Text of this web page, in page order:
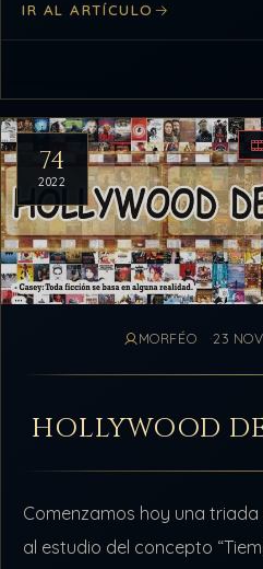
IR AL ARTÍCULO
74
2022
MORFÉO 23
HOLLYWOOD
Comenzamos hoy una
al estudio del concepto